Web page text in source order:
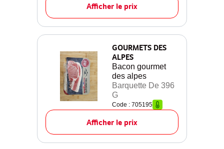
Afficher le prix
GOURMETS DES
ALPES
Bacon gourmet
des alpes
Barquette De 396
G
Code : 705195
Afficher le prix